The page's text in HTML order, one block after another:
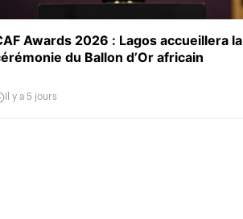
Awards 2026 : Lagos accueillera la
du Ballon d’Or africain
Il y a 5 jours